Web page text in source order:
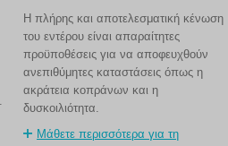
Η πλήρης και αποτελεσματική κένωση
του εντέρου είναι απαραίτητες
προϋποθέσεις για να αποφευχθούν
ανεπιθύμητες καταστάσεις όπως η
ακράτεια κοπράνων και η
δυσκοιλιότητα.
Μάθετε περισσότερα για τη